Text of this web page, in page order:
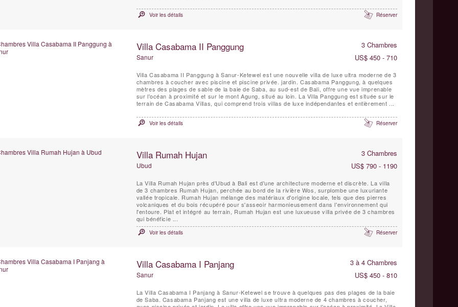
Voir les détails Réserver
Villa Casabama II Panggung 3 Chambres
Sanur US$ 450 - 710
Villa Casabama II Panggung à Sanur-Ketewel est une nouvelle villa de luxe ultra moderne de 3
chambres à coucher avec piscine et piscine privée. jardin. Casabama Panggung, à quelques
mètres des plages de sable de la baie de Saba, au sud-est de Bali, offre une vue imprenable
sur l'océan à proximité et sur le mont Agung, situé au loin. La Villa Panggung est située sur le
terrain de Casabama Villas, qui comprend trois villas de luxe indépendantes et entièrement ...
Voir les détails Réserver
Villa Rumah Hujan 3 Chambres
Ubud US$ 790 - 1190
La Villa Rumah Hujan près d'Ubud à Bali est d'une architecture moderne et discrète. La villa
de 3 chambres Rumah Hujan, perchée au bord de la rivière Wos, surplombe une luxuriante
vallée tropicale. Rumah Hujan mélange des matériaux d'origine locale, tels que des pierres
volcaniques et du bois récupéré pour s'asseoir harmonieusement dans l'environnement qui
l'entoure. Plat et intégré au terrain, Rumah Hujan est une luxueuse villa privée de 3 chambres
qui bénéficie ...
Voir les détails Réserver
Villa Casabama I Panjang 3 à 4 Chambres
Sanur US$ 450 - 810
La Villa Casabama I Panjang à Sanur-Ketewel se trouve à quelques pas des plages de la baie
de Saba. Casabama Panjang est une villa de luxe ultra moderne de 4 chambres à coucher,